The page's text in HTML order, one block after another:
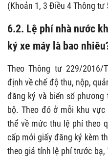
(Khoản 1, 3 Điều 4 Thông tư
6.2. Lệ phí nhà nước
ký xe máy là bao
Theo Thông tư 229/2016/
định về chế độ thu, nộp,
đăng ký và biển số
bộ. Theo đó ở mỗi khu
thể về mức thu lệ phí theo
cấp mới giấy đăng ký kèm
theo giá tính lệ phí trước